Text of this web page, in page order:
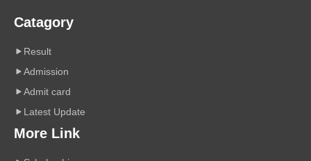
Catagory
Result
Admission
Admit card
Latest Update
More Link